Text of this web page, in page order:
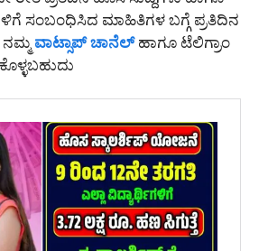
ಸಂಬಂಧಿಸಿದ ಮಾಹಿತಿಗಳ ಬಗ್ಗೆ ಪ್ರತಿದಿನ
ವಾಟ್ಸಾಪ್ ಚಾನೆಲ್ಹಾಗೂ ಟೆಲಿಗ್ರಾಂ